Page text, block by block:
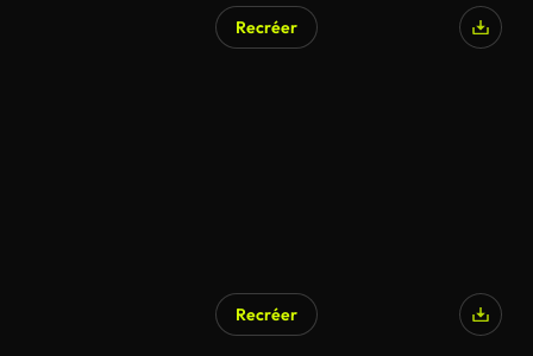
Recréer
Recréer